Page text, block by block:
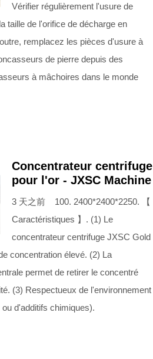
Vérifier régulièrement l'usure de
taille de l'orifice de décharge en
remplacez les pièces d'usure à
de pierre depuis des
à mâchoires dans le monde
Concentrateur centrifuge
pour l'or - JXSC Machine
3 天之前 100. 2400*2400*2250. 【
Caractéristiques 】. (1) Le
concentrateur centrifuge JXSC Gold
concentration élevé. (2) La
permet de retirer le concentré
(3) Respectueux de l'environnement
d'additifs chimiques).